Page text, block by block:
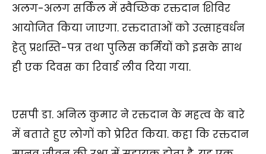
अलग-अलग सर्किल में स्वैच्छिक रक्तदान शिविर
आयोजित किया जाएगा. रक्तदाताओं को उत्साहवर्धन
हेतु प्रशस्ति-पत्र तथा पुलिस कर्मियों को इसके साथ
ही एक दिवस का रिवार्ड लीव दिया गया.
एसपी डा. अनिल कुमार ने रक्तदान के महत्व के बारे
में बताते हुए लोगों को प्रेरित किया. कहा कि रक्तदान